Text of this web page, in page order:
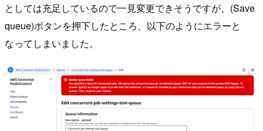
としては充足しているので一見変更できそうですが、(Save
queue)ボタンを押下したところ、以下のようにエラーと
なってしまいました。